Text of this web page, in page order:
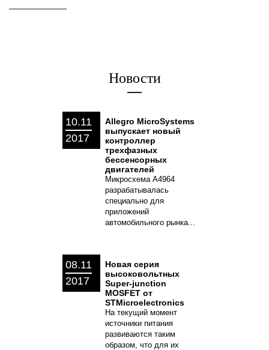
Новости
10.11
2017
Allegro MicroSystems
выпускает новый
контроллер
трехфазных
бессенсорных
двигателей
Микросхема A4964
разрабатывалась
специально для
приложений
автомобильного рынка...
08.11
2017
Новая серия
высоковольтных
Super-junction
MOSFET от
STMicroelectronics
На текущий момент
источники питания
развиваются таким
образом, что для их